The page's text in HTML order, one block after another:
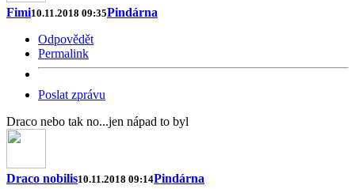
Fimi10.11.2018 09:35Pindárna
Odpovědět
Permalink
Poslat zprávu
Draco nebo tak no...jen nápad to byl
Draco nobilis10.11.2018 09:14Pindárna